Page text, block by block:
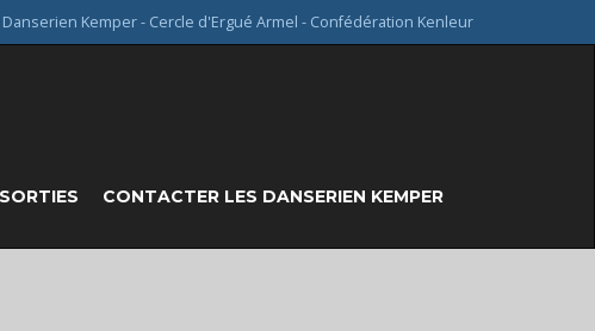
Danserien Kemper - Cercle d'Ergué Armel - Confédération Kenleur
SORTIES CONTACTER LES DANSERIEN KEMPER